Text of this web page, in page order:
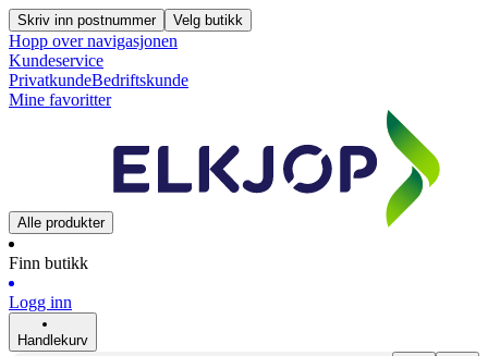
Skriv inn postnummer Velg butikk
Hopp over navigasjonen
Kundeservice
PrivatkundeBedriftskunde
Mine favoritter
Alle produkter
Finn butikk
Logg inn
Handlekurv